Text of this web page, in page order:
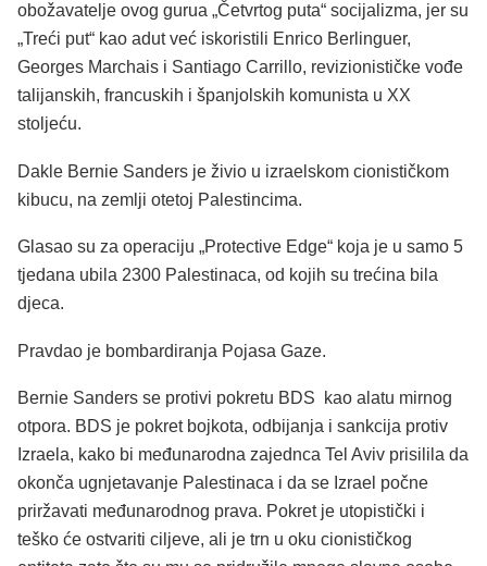
obožavatelje ovog gurua „Četvrtog puta“ socijalizma, jer su
„Treći put“ kao adut već iskoristili Enrico Berlinguer,
Georges Marchais i Santiago Carrillo, revizionističke vođe
talijanskih, francuskih i španjolskih komunista u XX
stoljeću.
Dakle Bernie Sanders je živio u izraelskom cionističkom
kibucu, na zemlji otetoj Palestincima.
Glasao su za operaciju „Protective Edge“ koja je u samo 5
tjedana ubila 2300 Palestinaca, od kojih su trećina bila
djeca.
Pravdao je bombardiranja Pojasa Gaze.
Bernie Sanders se protivi pokretu BDS kao alatu mirnog
otpora. BDS je pokret bojkota, odbijanja i sankcija protiv
Izraela, kako bi međunarodna zajednca Tel Aviv prisilila da
okonča ugnjetavanje Palestinaca i da se Izrael počne
priržavati međunarodnog prava. Pokret je utopistički i
teško će ostvariti ciljeve, ali je trn u oku cionističkog